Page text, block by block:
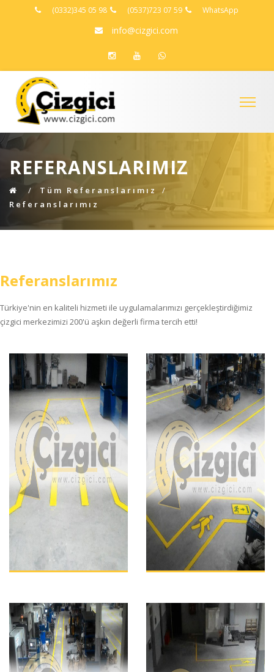
(0332)345 05 98 (0537)723 07 59 WhatsApp
info@cizgici.com
REFERANSLARIMIZ
Tüm Referanslarımız
Referanslarımız
Referanslarımız
Türkiye'nin en kaliteli hizmeti ile uygulamalarımızı gerçekleştirdiğimiz
çizgici merkezimizi 200'ü aşkın değerli firma tercih etti!